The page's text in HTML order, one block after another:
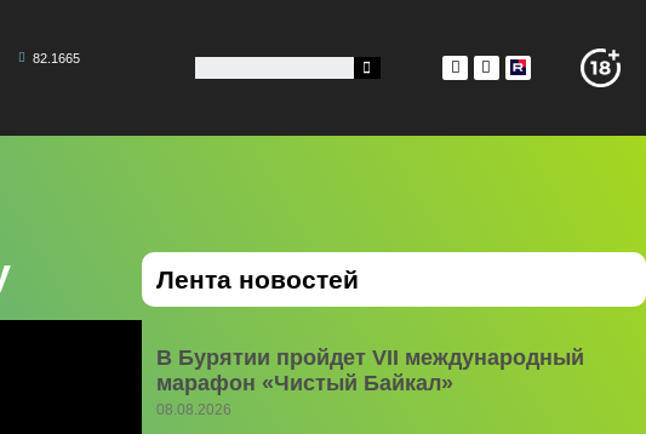
82.1665
Лента новостей
В Бурятии пройдет VII международный
марафон «Чистый Байкал»
08.08.2026